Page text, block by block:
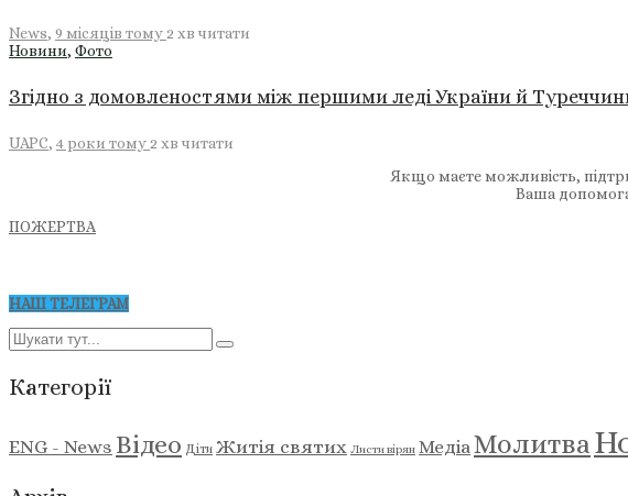
News, 9 місяців тому 2 хв читати
Новини, Фото
Згідно з домовленостями між першими леді України й
UAPC, 4 роки тому 2 хв читати
Якщо маєте можливість,
Ваша
ПОЖЕРТВА
НАШ ТЕЛЕГРАМ
Категорії
ENG - News Відео Діти Житія святих Листи вірян Медіа Молитва